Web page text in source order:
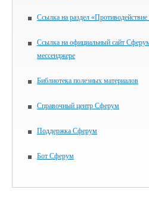
Ссылка на раздел
Ссылка на официальный сайт
мессенджере
Библиотека полезных материалов
Справочный центр Сферум
Поддержка Сферум
Бот Сферум